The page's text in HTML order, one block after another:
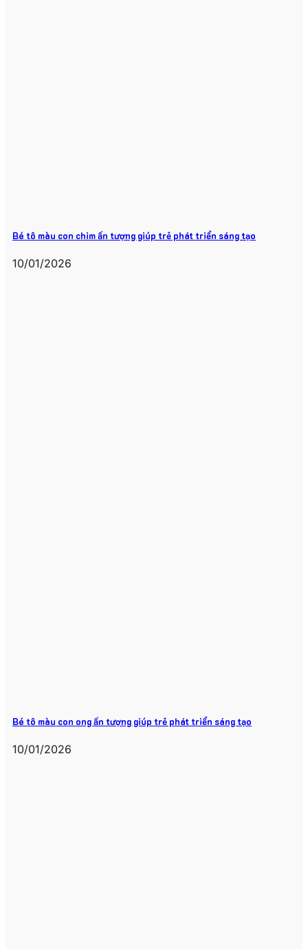
Bé tô màu con chim ấn tượng giúp trẻ phát triển sáng tạo
10/01/2026
Bé tô màu con ong ấn tượng giúp trẻ phát triển sáng tạo
10/01/2026